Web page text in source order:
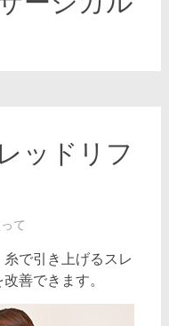
ッドリフ
て
で引き上げるスレ
善できます。